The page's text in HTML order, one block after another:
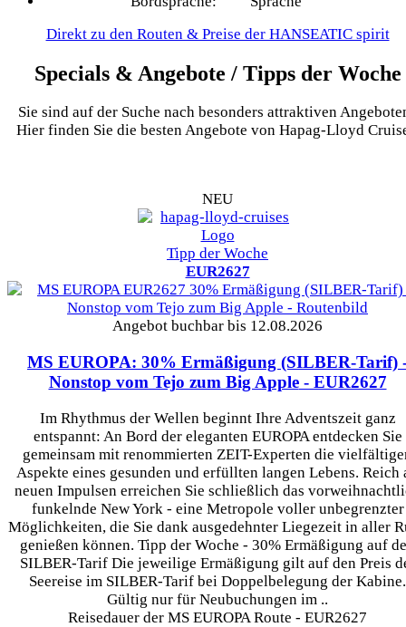
Direkt zu den Routen & Preise der HANSEATIC spirit
Specials & Angebote / Tipps der Woche
Sie sind auf der Suche nach besonders attraktiven
Hier finden Sie die besten Angebote von Hapag-Lloyd
NEU
Tipp der Woche
EUR2627
Angebot buchbar bis 12.08.2026
MS EUROPA: 30% Ermäßigung (SILBER-Tarif)
Nonstop vom Tejo zum Big Apple- EUR2627
Im Rhythmus der Wellen beginnt Ihre Adventszeit ganz
entspannt: An Bord der eleganten EUROPA entdecken Sie
gemeinsam mit renommierten ZEIT-Experten die
Aspekte eines gesunden und erfüllten langen Lebens. Reich
neuen Impulsen erreichen Sie schließlich das
funkelnde New York - eine Metropole voller unbegrenzter
Möglichkeiten, die Sie dank ausgedehnter Liegezeit in aller
genießen können. Tipp der Woche - 30% Ermäßigung auf
SILBER-Tarif Die jeweilige Ermäßigung gilt auf den Preis
Seereise im SILBER-Tarif bei Doppelbelegung der Kabine.
Gültig nur für Neubuchungen im ..
Reisedauer der MS EUROPA Route - EUR2627